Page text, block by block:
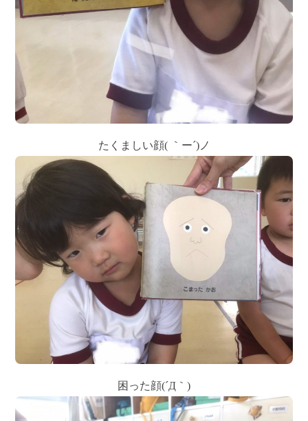
たくましい顔( ｀ー´)ノ
困った顔(´Д｀)